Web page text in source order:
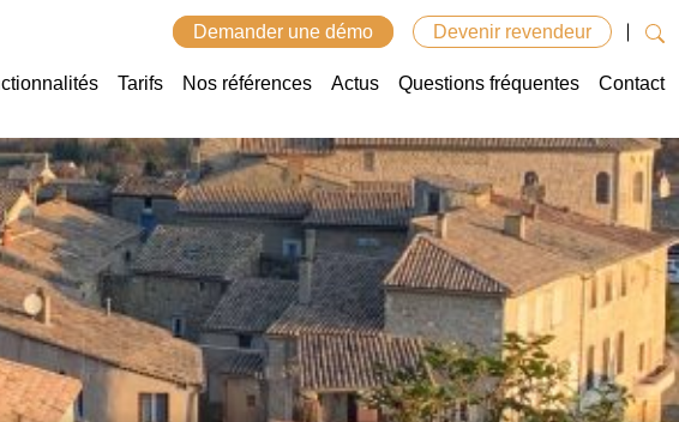
Demander une démo Devenir revendeur
Tarifs Nos références Actus Questions fréquentes Contact